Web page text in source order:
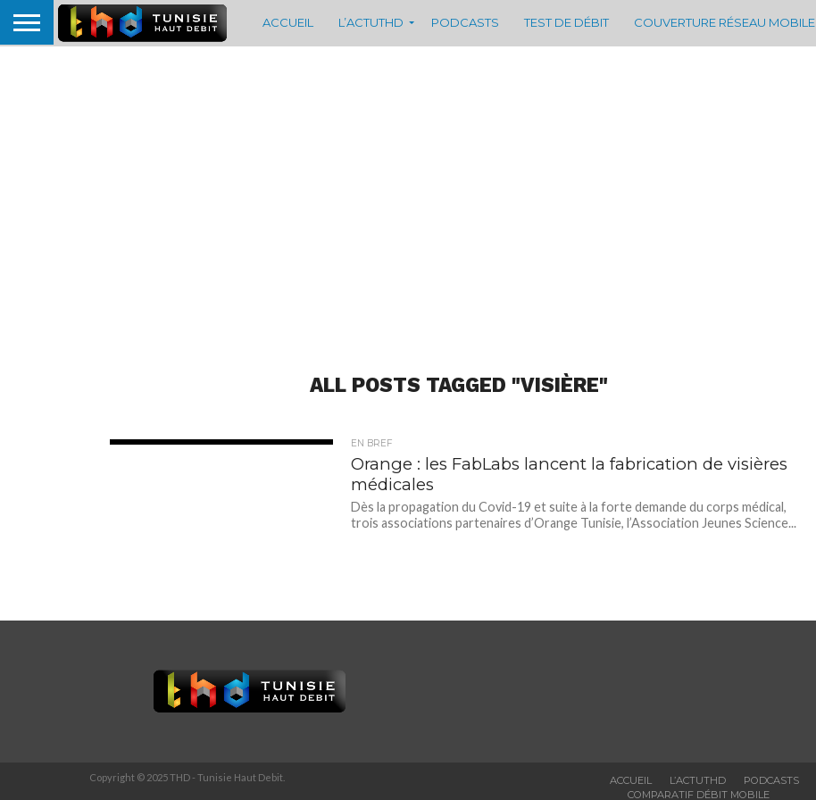
ACCUEIL L’ACTUTHD PODCASTS TEST DE DÉBIT COUVERTURE RÉSEAU MOBILE
ALL POSTS TAGGED "VISIÈRE"
EN BREF
Orange : les FabLabs lancent la fabrication de visières
médicales
Dès la propagation du Covid-19 et suite à la forte demande du corps médical,
trois associations partenaires d’Orange Tunisie, l’Association Jeunes Science...
ACCUEIL L’ACTUTHD PODCASTS
COMPARATIF DÉBIT MOBILE
Copyright © 2025 THD - Tunisie Haut Debit.